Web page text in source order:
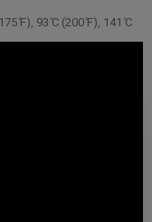
̊F), 93 ̊C (200 ̊F), 141 ̊C